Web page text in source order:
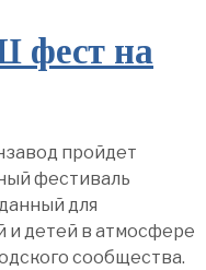
на
пройдет
фестиваль
для
и детей в атмосфере
сообщества.